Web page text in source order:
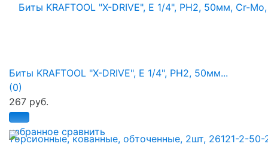
избранное сравнить
Биты KRAFTOOL "X-DRIVE", E 1/4", PH2, 50мм...
(0)
267 руб.